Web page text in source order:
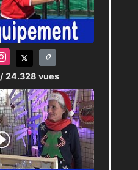
/ 24.328 vues